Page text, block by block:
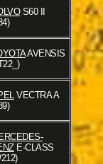
S60 II
AVENSIS
VECTRA A
E-CLASS